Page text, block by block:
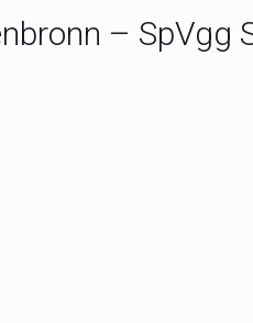
– SpVgg